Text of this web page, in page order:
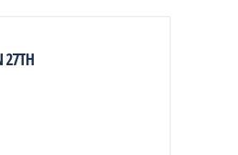
27TH